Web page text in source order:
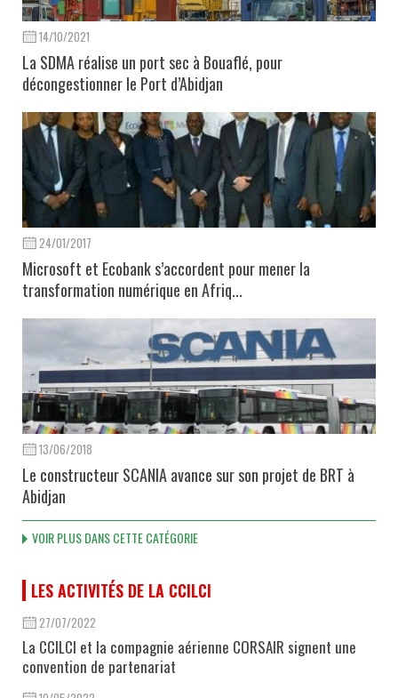
14/10/2021
La SDMA réalise un port sec à Bouaflé, pour
décongestionner le Port d’Abidjan
24/01/2017
Microsoft et Ecobank s’accordent pour mener la
transformation numérique en Afriq...
13/06/2018
Le constructeur SCANIA avance sur son projet de BRT à
Abidjan
VOIR PLUS DANS CETTE CATÉGORIE
LES ACTIVITÉS DE LA CCILCI
27/07/2022
La CCILCI et la compagnie aérienne CORSAIR signent une
convention de partenariat